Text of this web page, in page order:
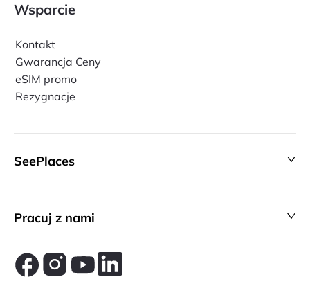
Wsparcie
Kontakt
Gwarancja Ceny
eSIM promo
Rezygnacje
SeePlaces
Pracuj z nami